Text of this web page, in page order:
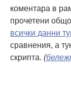
коментара в
прочетени
всички данни
сравнения, а
скрипта. (